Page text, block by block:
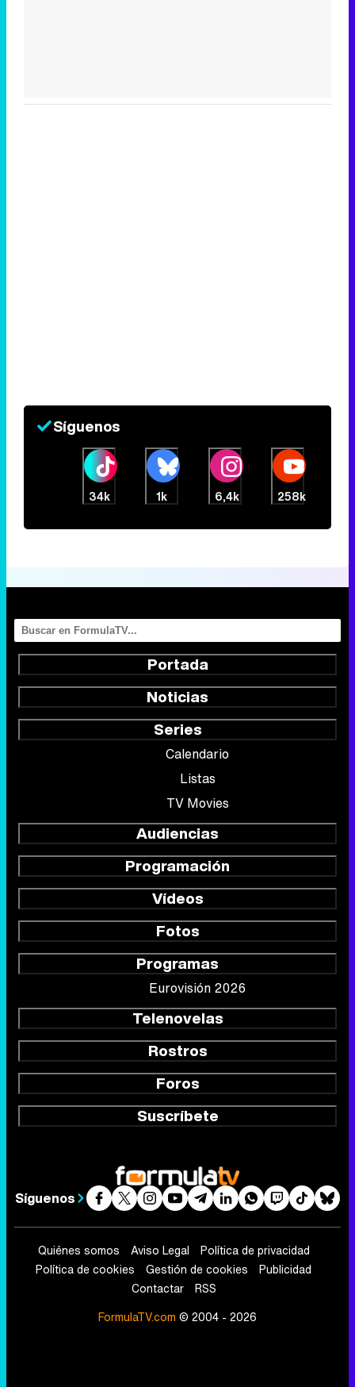
Síguenos
34k 1k 6,4k 258k
Portada
Noticias
Series
Calendario
Listas
TV Movies
Audiencias
Programación
Vídeos
Fotos
Programas
Eurovisión 2026
Telenovelas
Rostros
Foros
Suscríbete
Síguenos
Quiénes somos Aviso Legal
Política de privacidad
Política de cookies
Gestión de cookies
Publicidad
Contactar
RSS
FormulaTV.com © 2004 - 2026